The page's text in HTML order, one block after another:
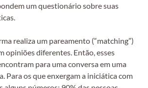
um questionário sobre suas
realiza um pareamento (“matching”)
opiniões diferentes. Então, esses
para uma conversa em uma
Para os que enxergam a iniciática com